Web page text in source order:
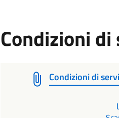
Condizioni
Condizioni di